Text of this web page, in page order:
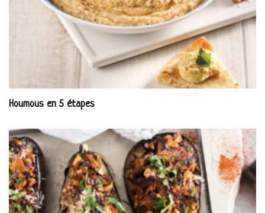
Houmous en 5 étapes